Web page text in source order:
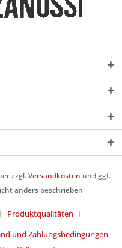
zzgl.Versandkosten und ggf.
anders beschrieben
Produktqualitäten
und Zahlungsbedingungen